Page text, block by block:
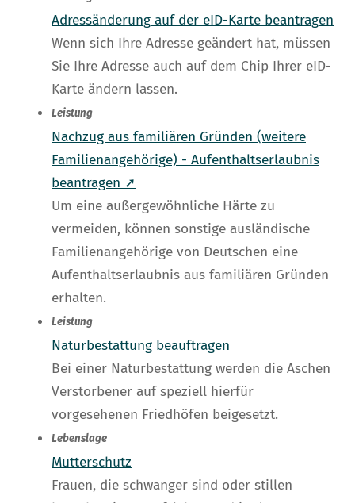
Adressänderung auf der eID-Karte beantragen
Wenn sich Ihre Adresse geändert hat, müssen
Sie Ihre Adresse auch auf dem Chip Ihrer eID-
Karte ändern lassen.
Leistung
Nachzug aus familiären Gründen (weitere
Familienangehörige) - Aufenthaltserlaubnis
beantragen ➚
Um eine außergewöhnliche Härte zu
vermeiden, können sonstige ausländische
Familienangehörige von Deutschen eine
Aufenthaltserlaubnis aus familiären Gründen
erhalten.
Leistung
Naturbestattung beauftragen
Bei einer Naturbestattung werden die Aschen
Verstorbener auf speziell hierfür
vorgesehenen Friedhöfen beigesetzt.
Lebenslage
Mutterschutz
Frauen, die schwanger sind oder stillen